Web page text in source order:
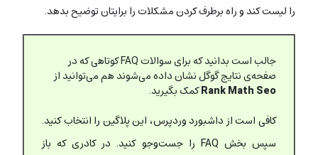
را لیست کند و راه برطرف کردن مشکلات را برایتان توضیح بدهد.
جالب است بدانید که برای سوالات FAQ کوتاهی که در
صفحه‌ی نتایج گوگل نشان داده می‌شوند هم می‌توانید از
Rank Math Seoکمک بگیرید.
کافی است از داشبورد وردپرس، این پلاگین را انتخاب کنید.
سپس بخش FAQ را جست‌وجو کنید. در کادری که باز